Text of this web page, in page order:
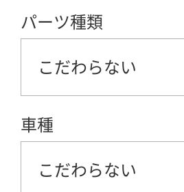
パーツ種類
こだわらない
車種
こだわらない